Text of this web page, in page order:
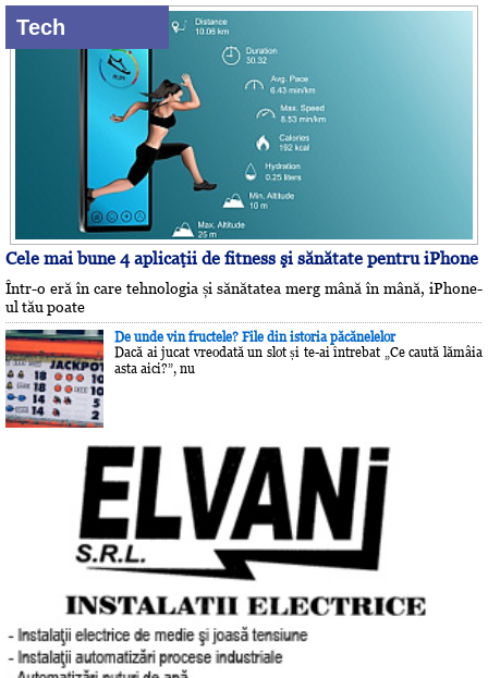
Tech
Cele mai bune 4 aplicaţii de fitness şi sănătate pentru iPhone
Într-o eră în care tehnologia și sănătatea merg mână în mână, iPhone-
ul tău poate
De unde vin fructele? File din istoria păcănelelor
Dacă ai jucat vreodată un slot și te-ai întrebat „Ce caută lămâia
asta aici?”, nu